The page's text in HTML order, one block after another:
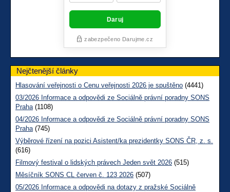
Nejčtenější články
Hlasování veřejnosti o Cenu veřejnosti 2026 je spuštěno (4441)
03/2026 Informace a odpovědi ze Sociálně právní poradny SONS
Praha(1108)
04/2026 Informace a odpovědi ze Sociálně právní poradny SONS
Praha(745)
Výběrové řízení na pozici Asistent/ka prezidentky SONS ČR, z. s.
(616)
Filmový festival o lidských právech Jeden svět 2026 (515)
Měsíčník SONS CL červen č. 123 2026 (507)
05/2026 Informace a odpovědi na dotazy z pražské Sociálně